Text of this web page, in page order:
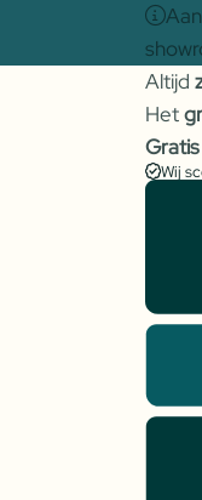
Altijd
Het
Gratis
Wij